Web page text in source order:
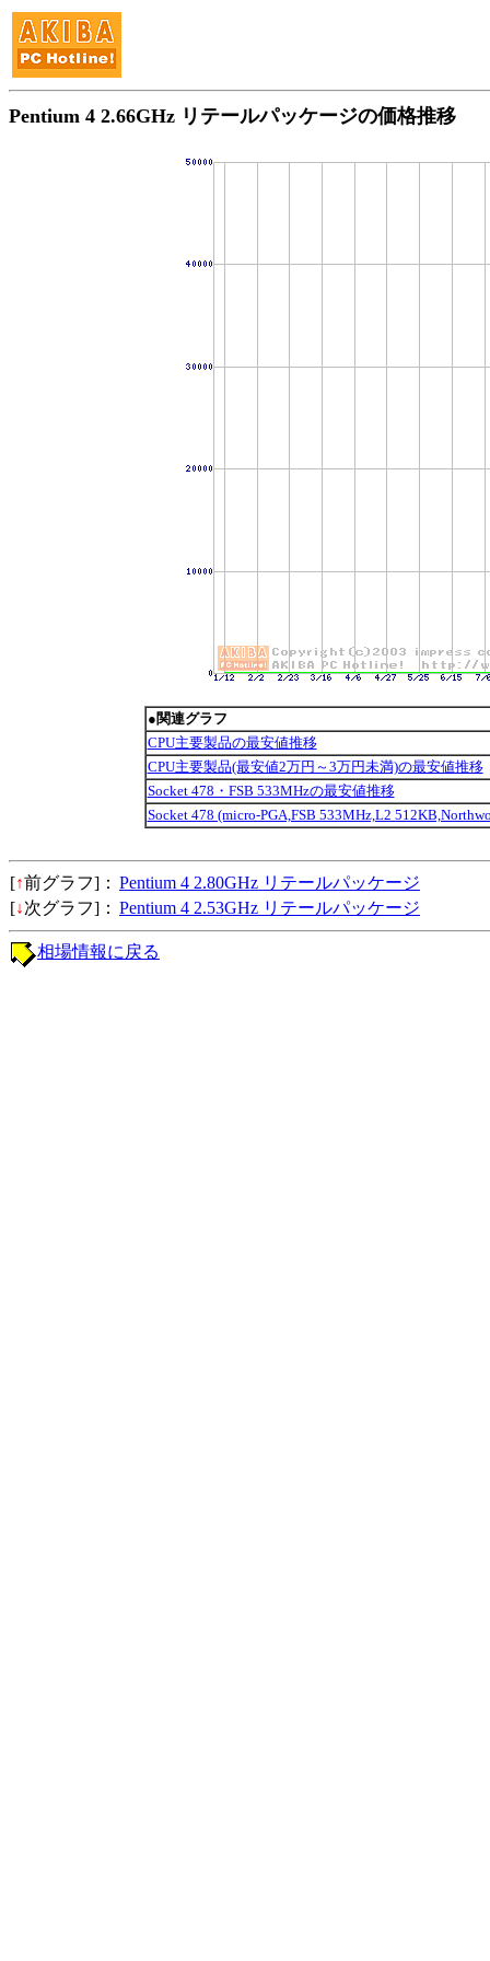
Pentium 4 2.66GHz リテールパッケージの価格推移
●関連グラフ
CPU主要製品の最安値推移
CPU主要製品(最安値2万円～3万円未満)の最安値推移
Socket 478・FSB 533MHzの最安値推移
Socket 478 (micro-PGA,FSB 533MHz,L2
[↑前グラフ]： Pentium 4 2.80GHz リテールパッケージ
[↓次グラフ]： Pentium 4 2.53GHz リテールパッケージ
相場情報に戻る